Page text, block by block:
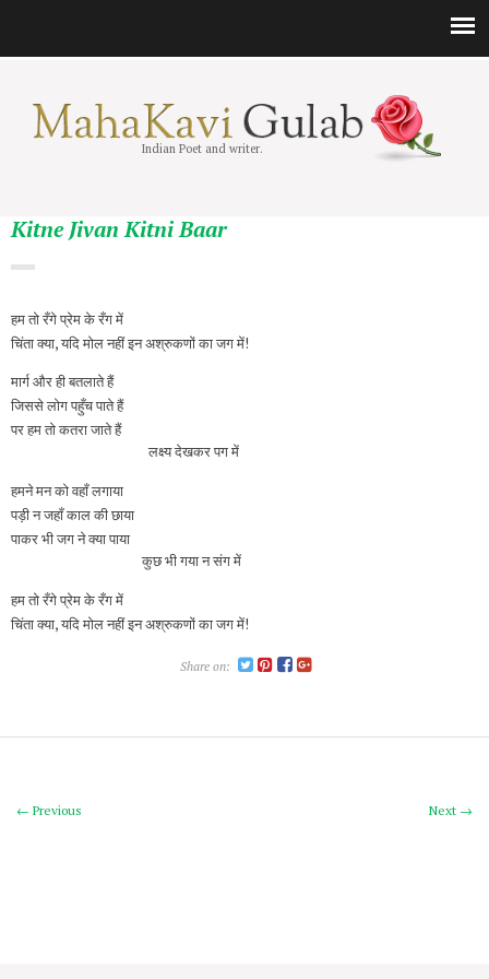
Indian Poet and writer.
Kitne Jivan Kitni Baar
हम तो रँगे प्रेम के रँग में
चिंता क्या, यदि मोल नहीं इन अश्रुकणों का जग में!
मार्ग और ही बतलाते हैं
जिससे लोग पहुँच पाते हैं
पर हम तो कतरा जाते हैं
लक्ष्य देखकर पग में
हमने मन को वहाँ लगाया
पड़ी न जहाँ काल की छाया
पाकर भी जग ने क्या पाया
कुछ भी गया न संग में
हम तो रँगे प्रेम के रँग में
चिंता क्या, यदि मोल नहीं इन अश्रुकणों का जग में!
Share on:
Next →
← Previous